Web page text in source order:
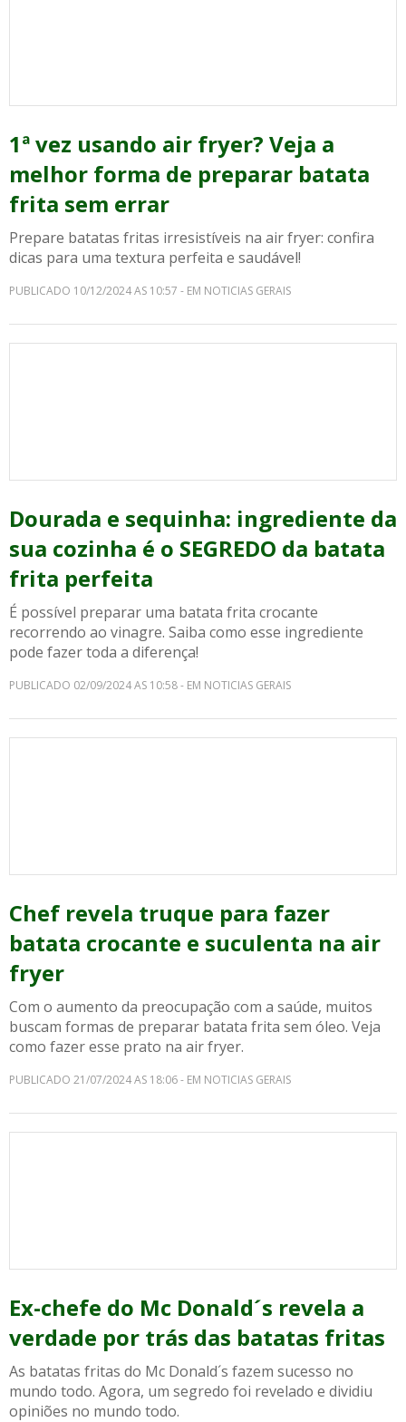
1ª vez usando air fryer? Veja a
melhor forma de preparar batata
frita sem errar
Prepare batatas fritas irresistíveis na air fryer: confira
dicas para uma textura perfeita e saudável!
PUBLICADO 10/12/2024 AS 10:57 - EM NOTICIAS GERAIS
Dourada e sequinha: ingrediente da
sua cozinha é o SEGREDO da batata
frita perfeita
É possível preparar uma batata frita crocante
recorrendo ao vinagre. Saiba como esse ingrediente
pode fazer toda a diferença!
PUBLICADO 02/09/2024 AS 10:58 - EM NOTICIAS GERAIS
Chef revela truque para fazer
batata crocante e suculenta na air
fryer
Com o aumento da preocupação com a saúde, muitos
buscam formas de preparar batata frita sem óleo. Veja
como fazer esse prato na air fryer.
PUBLICADO 21/07/2024 AS 18:06 - EM NOTICIAS GERAIS
Ex-chefe do Mc Donald´s revela a
verdade por trás das batatas fritas
As batatas fritas do Mc Donald´s fazem sucesso no
mundo todo. Agora, um segredo foi revelado e dividiu
opiniões no mundo todo.